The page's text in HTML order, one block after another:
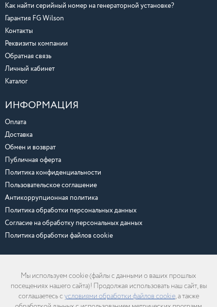
Как найти серийный номер на генераторной установке?
Гарантия FG Wilson
Контакты
Реквизиты компании
Обратная связь
Личный кабинет
Каталог
ИНФОРМАЦИЯ
Оплата
Доставка
Обмен и возврат
Публичная оферта
Политика конфиденциальности
Пользовательское соглашение
Антикоррупционная политика
Политика обработки персональных данных
Согласие на обработку персональных данных
Политика обработки файлов cookie
Любая информация, размещенная на сайте, включая тексты, цены и
изображения, может быть изменена или удалена без предварительного
уведомления об этом.
Мы используем cookie (файлы с данными о ваших прошлых
посещениях нашего сайта)! Продолжая использовать наш сайт, вы
соглашаетесь с условиями обработки файлов cookie, а также